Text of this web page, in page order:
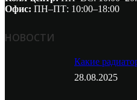
Офис: ПН–ПТ: 10:00–18:00
НОВОСТИ
Какие
28.08.2025